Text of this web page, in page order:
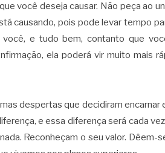
você deseja causar. Não peça ao
causando, pois pode levar tempo
e tudo bem, contanto que
ela poderá vir muito mais
despertas que decidiram encarnar
e essa diferença será cada
Reconheçam o seu valor. Dêem-